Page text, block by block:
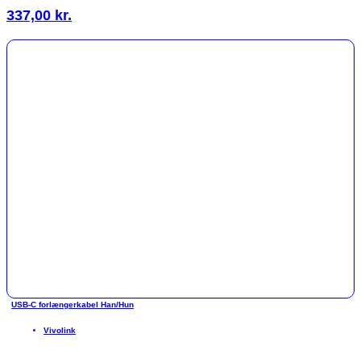
337,00 kr.
USB-C forlængerkabel Han/Hun
Vivolink